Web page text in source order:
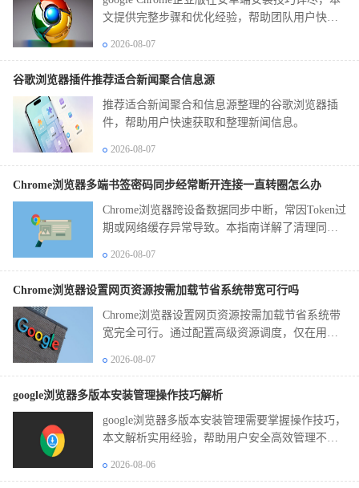
文提供完整步骤和优化经验，帮助团队用户快速
2026-08-07
谷歌浏览器插件推荐适合新闻聚合信息源
推荐适合新闻聚合和信息源整理的谷歌浏览器插
件，帮助用户快速获取和整理新闻信息。
2026-08-07
Chrome浏览器多端书签密码同步经常断开连接一直转圈怎么办
Chrome浏览器跨设备数据同步中断，常因Token过
期或网络缓存异常导致。本指南详解了清理同步
能。
2026-08-07
Chrome浏览器设置网页资源按需加载节省系统带宽可行吗
Chrome浏览器设置网页资源按需加载节省系统带
宽完全可行。通过配置高级资源调度，仅在用户
2026-08-07
google浏览器多版本安装管理操作技巧解析
google浏览器多版本安装管理需要掌握操作技巧，
本文解析实用经验，帮助用户安全高效管理不同
2026-08-06